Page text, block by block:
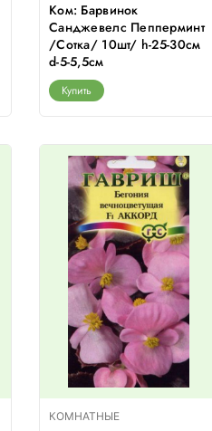
Ком: Барвинок
Санджевелс Пепперминт
/Сотка/ 10шт/ h-25-30см
d-5-5,5см
Купить
КОМНАТНЫЕ